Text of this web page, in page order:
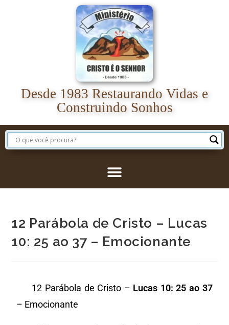
Desde 1983 Restaurando Vidas e
Construindo Sonhos
12 Parábola de Cristo – Lucas
10: 25 ao 37 – Emocionante
12 Parábola de Cristo – Lucas 10: 25 ao 37
– Emocionante